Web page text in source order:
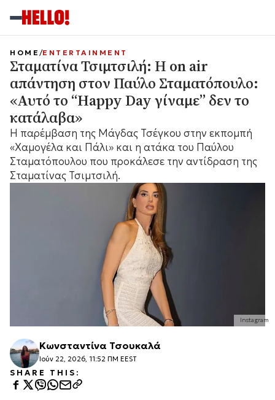
Instagram
HOME ENTERTAINMENT
Σταματίνα Τσιμτσιλή: Η on air
απάντηση στον Παύλο Σταματόπουλο:
«Αυτό το “Happy Day γίναμε” δεν το
κατάλαβα»
Η παρέμβαση της Μάγδας Τσέγκου στην εκπομπή
«Χαμογέλα και Πάλι» και η ατάκα του Παύλου
Σταματόπουλου που προκάλεσε την αντίδραση της
Σταματίνας Τσιμτσιλή.
Κωνσταντίνα Τσουκαλά
Ιούν 22, 2026, 11:52 ΠΜ EEST
SHARE THIS: